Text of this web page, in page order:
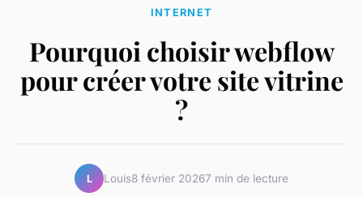
INTERNET
Pourquoi choisir webflow
pour créer votre site vitrine
?
L Louis8 février 20267 min de lecture